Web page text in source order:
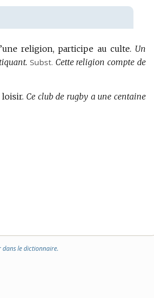
religion, participe au culte. Un
Subst. Cette religion compte de
loisir. Ce club de rugby a une centaine
dans le dictionnaire.